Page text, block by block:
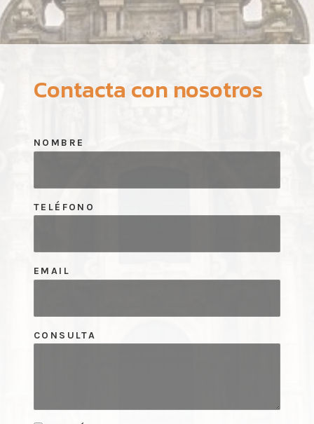
Contacta con nosotros
NOMBRE
TELÉFONO
EMAIL
CONSULTA